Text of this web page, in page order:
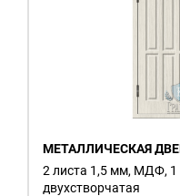
МЕТАЛЛИЧЕСКАЯ
2 листа 1,5 мм, МДФ, 1
двухстворчатая